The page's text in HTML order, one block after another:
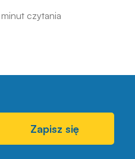
produktowymi.
minut czytania
Zapisz się